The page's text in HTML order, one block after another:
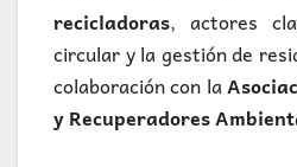
recicladoras, actores
circular y la gestión de
colaboración con la
y Recuperadores